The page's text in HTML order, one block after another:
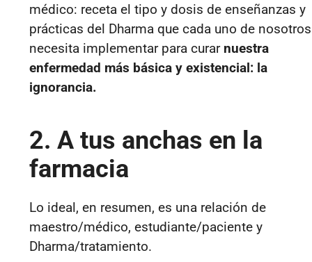
médico: receta el tipo y dosis de enseñanzas y
prácticas del Dharma que cada uno de nosotros
necesita implementar para curar nuestra
enfermedad más básica y existencial: la
ignorancia.
2. A tus anchas en la
farmacia
Lo ideal, en resumen, es una relación de
maestro/médico, estudiante/paciente y
Dharma/tratamiento.